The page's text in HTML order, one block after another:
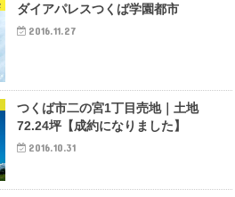
ダイアパレスつくば学園都市
2016.11.27
つくば市二の宮1丁目売地｜土地
72.24坪【成約になりました】
2016.10.31